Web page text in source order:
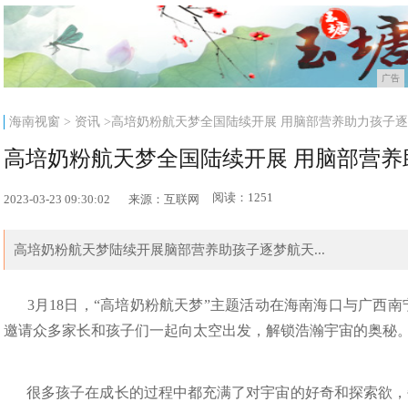
广告
海南视窗 > 资讯 >高培奶粉航天梦全国陆续开展 用脑部营养助力孩子
高培奶粉航天梦全国陆续开展 用脑部营
2023-03-23 09:30:02 来源：互联网 阅读：1251
高培奶粉航天梦陆续开展脑部营养助孩子逐梦航天...
3月18日，“高培奶粉航天梦”主题活动在海南海口与广西
邀请众多家长和孩子们一起向太空出发，解锁浩瀚宇宙的奥秘
很多孩子在成长的过程中都充满了对宇宙的好奇和探索欲